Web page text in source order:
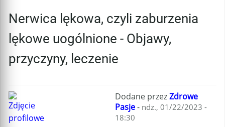
Nerwica lękowa, czyli zaburzenia
lękowe uogólnione - Objawy,
przyczyny, leczenie
Dodane przezZdrowe
Pasje- ndz., 01/22/2023 -
18:30